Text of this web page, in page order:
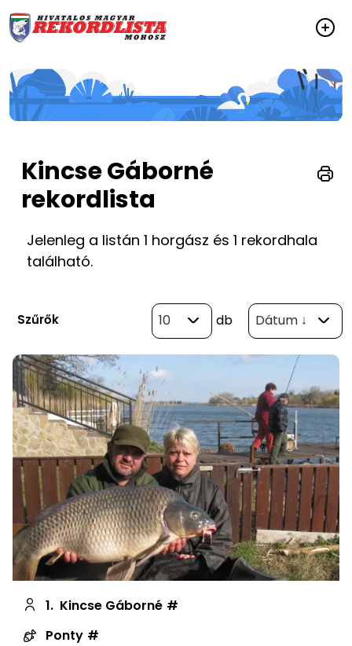
Kincse Gáborné
rekordlista
Jelenleg a listán 1 horgász és 1 rekordhala
található.
Szűrők 10 db Dátum ↓
1. Kincse Gáborné
Ponty